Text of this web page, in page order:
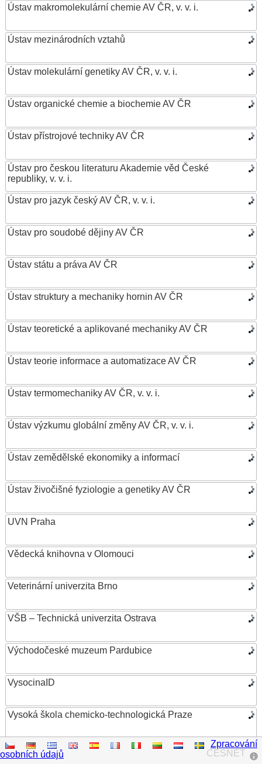
Ústav makromolekulární chemie AV ČR, v. v. i.
Ústav mezinárodních vztahů
Ústav molekulární genetiky AV ČR, v. v. i.
Ústav organické chemie a biochemie AV ČR
Ústav přístrojové techniky AV ČR
Ústav pro českou literaturu Akademie věd České
republiky, v. v. i.
Ústav pro jazyk český AV ČR, v. v. i.
Ústav pro soudobé dějiny AV ČR
Ústav státu a práva AV ČR
Ústav struktury a mechaniky hornin AV ČR
Ústav teoretické a aplikované mechaniky AV ČR
Ústav teorie informace a automatizace AV ČR
Ústav termomechaniky AV ČR, v. v. i.
Ústav výzkumu globální změny AV ČR, v. v. i.
Ústav zemědělské ekonomiky a informací
Ústav živočišné fyziologie a genetiky AV ČR
UVN Praha
Vědecká knihovna v Olomouci
Veterinární univerzita Brno
VŠB – Technická univerzita Ostrava
Východočeské muzeum Pardubice
VysocinaID
Vysoká škola chemicko-technologická Praze
Vysoká škola ekonomická v Praze
CESNET
Zpracování
osobních údajů